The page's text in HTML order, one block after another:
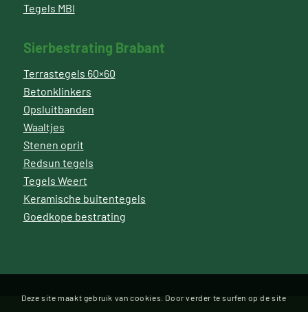
Tegels MBI
Sierbestrating Brabant
Terrastegels 60×60
Betonklinkers
Opsluitbanden
Waaltjes
Stenen oprit
Redsun tegels
Tegels Weert
Keramische buitentegels
Goedkope bestrating
Deze site maakt gebruik van cookies. Door verder te surfen op de site